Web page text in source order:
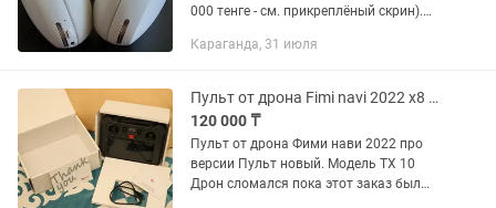
000 тенге - см. прикреплёный скрин).
новые; полная комплектация (см.
Караганда, 31 июля
Пульт от дрона Fimi navi 2022 x8 pro TX 10
120 000 ₸
Пульт от дрона Фими нави 2022 про
версии Пульт новый. Модель ТХ 10
Дрон сломался пока этот заказ был